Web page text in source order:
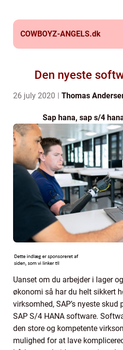
COWBOYZ-ANGELS.dk
Den nyeste
26 july 2020 Thomas
Sap hana, sap s/4
Uanset om du arbejder i lager
økonomi så har du helt sikkert
virksomhed, SAP’s nyeste
SAP S/4 HANA software.
den store og kompetente
mulighed for at lave